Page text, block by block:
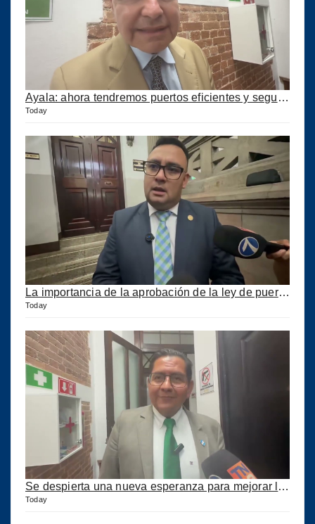
Ayala: ahora tendremos puertos eficientes y seguros con esta ley aprobada
Today
La importancia de la aprobación de la ley de puertos
Today
Se despierta una nueva esperanza para mejorar los puertos del país
Today